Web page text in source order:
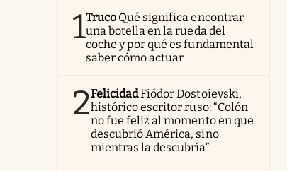
1Truco Qué significa encontrar
una botella en la rueda del
coche y por qué es fundamental
saber cómo actuar
2FelicidadFiódor Dostoievski,
histórico escritor ruso: “Colón
no fue feliz al momento en que
descubrió América, sino
mientras la descubría”